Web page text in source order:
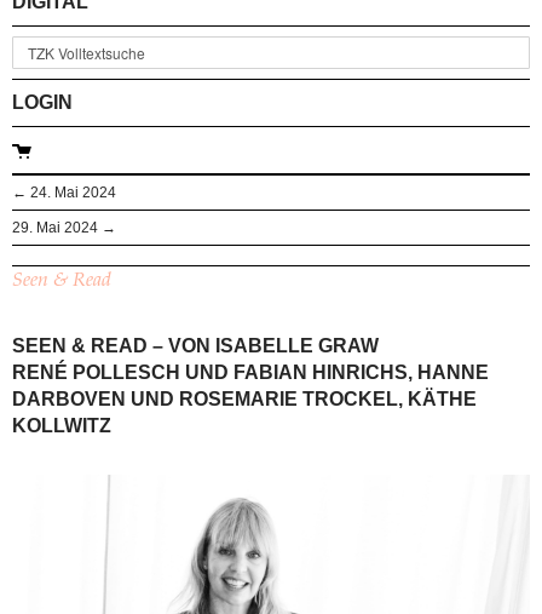
LOGIN
← 24. Mai 2024
29. Mai 2024 →
Seen & Read
SEEN & READ – VON ISABELLE GRAW
RENÉ POLLESCH UND FABIAN HINRICHS, HANNE
DARBOVEN UND ROSEMARIE TROCKEL, KÄTHE
KOLLWITZ